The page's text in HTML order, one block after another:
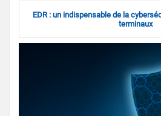
EDR : un indispensable de la
terminaux